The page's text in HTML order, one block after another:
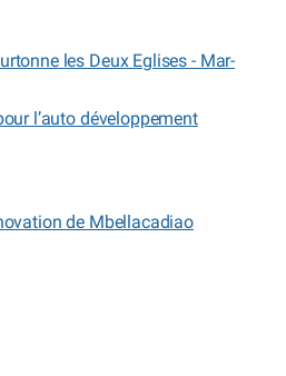
les Deux Eglises - Mar-
l’auto développement
de Mbellacadiao